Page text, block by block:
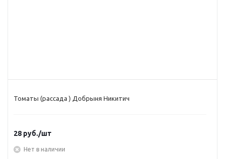
Томаты (рассада ) Добрыня Никитич
28 руб./шт
Нет в наличии